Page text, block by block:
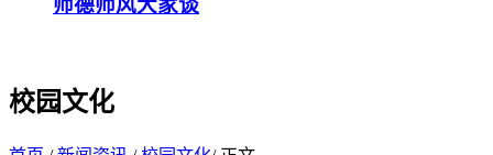
师德师风大家谈
校园文化